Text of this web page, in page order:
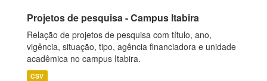
Projetos de pesquisa - Campus Itabira
Relação de projetos de pesquisa com título, ano,
vigência, situação, tipo, agência financiadora e unidade
acadêmica no campus Itabira.
CSV